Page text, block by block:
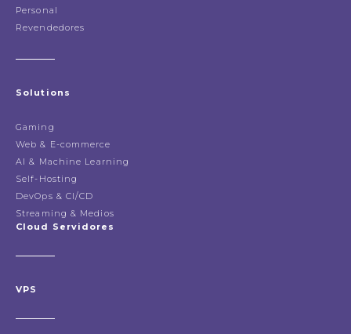
Personal
Revendedores
Solutions
Gaming
Web & E-commerce
AI & Machine Learning
Self-Hosting
DevOps & CI/CD
Streaming & Medios
Cloud Servidores
VPS